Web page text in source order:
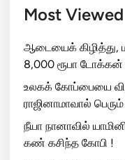
Most
ஆடையைக் கிழித்து,
8,000 ரூபா
உலகக் கோப்பையை
ராஜினாமாவால்
நீயா நானாவில்
கண் கசிந்த கோபி !